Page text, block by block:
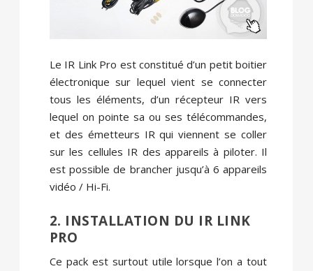
Le IR Link Pro est constitué d’un petit boitier
électronique sur lequel vient se connecter
tous les éléments, d’un récepteur IR vers
lequel on pointe sa ou ses télécommandes,
et des émetteurs IR qui viennent se coller
sur les cellules IR des appareils à piloter. Il
est possible de brancher jusqu’à 6 appareils
vidéo / Hi-Fi.
2. INSTALLATION DU IR LINK
PRO
Ce pack est surtout utile lorsque l’on a tout